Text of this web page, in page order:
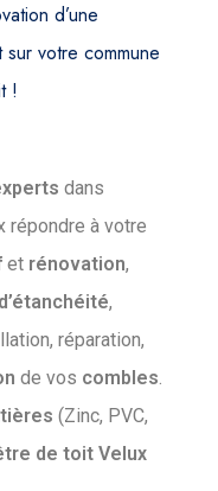
d’une
votre commune
!
dans
répondre à votre
et rénovation,
d’étanchéité,
réparation,
de vos combles.
(Zinc, PVC,
de toit Velux